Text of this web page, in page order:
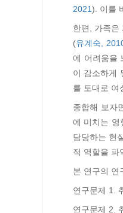
2021). 이를
한편, 가족은
(유계숙,
에 어려움을
이 감소하게
를 토대로 여
종합해 보자
에 미치는 영
담당하는 현
적 역할을 파
본 연구의 연
연구문제 1.
연구문제 2.